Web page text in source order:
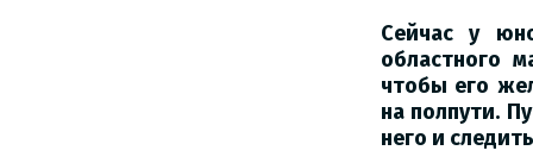
Сейчас у
областного
чтобы его
на полпути.
него и